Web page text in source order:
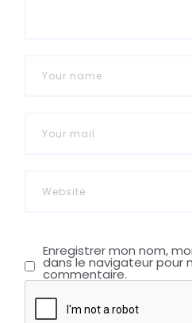
Enregistrer mon nom,
dans le navigateur pour
commentaire.